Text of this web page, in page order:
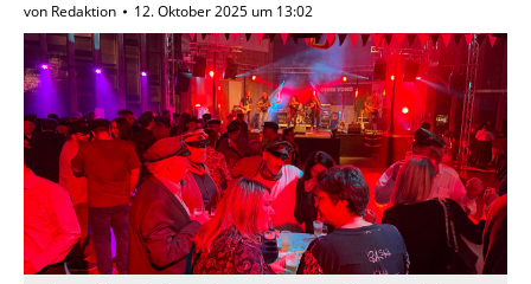
von Redaktion 12. Oktober 2025 um 13:02